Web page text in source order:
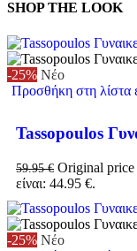
SHOP THE LOOK
-25% Νέο
Προσθήκη στη λίστα
Tassopoulos
59.95€ Original price
είναι: 44.95 €.
-25% Νέο